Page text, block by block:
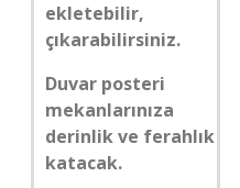
ekletebilir,
çıkarabilirsiniz.
Duvar posteri
mekanlarınıza
derinlik ve ferahlık
katacak.